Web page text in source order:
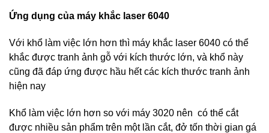
Ứng dụng của máy khắc laser 6040
Với khổ làm việc lớn hơn thì máy khắc laser 6040 có thể
khắc được tranh ảnh gỗ với kích thước lớn, và khổ này
cũng đã đáp ứng được hầu hết các kích thước tranh ảnh
hiện nay
Khổ làm việc lớn hơn so với máy 3020 nên có thể cắt
được nhiều sản phẩm trên một lần cắt, đở tốn thời gian gá